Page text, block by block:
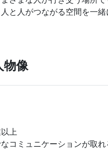
と人がつながる空間を一緒
物像
上
コミュニケーションが取れ